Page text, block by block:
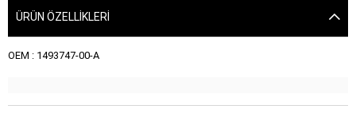
ÜRÜN ÖZELLIKLERI
OEM : 1493747-00-A